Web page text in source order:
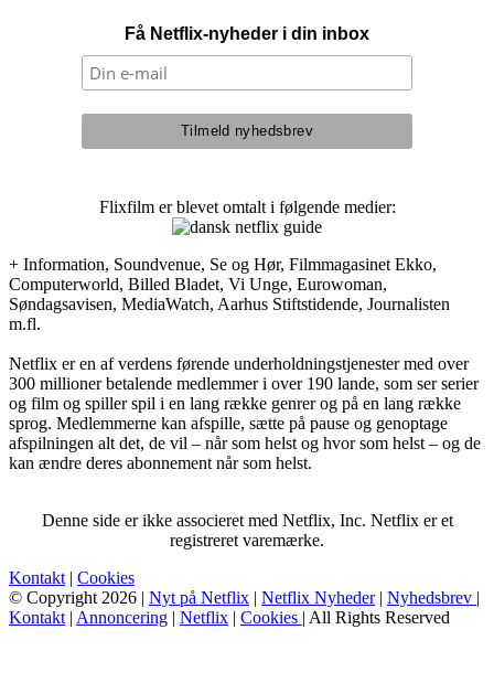
Få Netflix-nyheder i din inbox
Flixfilm er blevet omtalt i følgende medier:
+ Information, Soundvenue, Se og Hør, Filmmagasinet Ekko,
Computerworld, Billed Bladet, Vi Unge, Eurowoman,
Søndagsavisen, MediaWatch, Aarhus Stiftstidende, Journalisten
m.fl.
Netflix er en af verdens førende underholdningstjenester med over
300 millioner betalende medlemmer i over 190 lande, som ser serier
og film og spiller spil i en lang række genrer og på en lang række
sprog. Medlemmerne kan afspille, sætte på pause og genoptage
afspilningen alt det, de vil – når som helst og hvor som helst – og de
kan ændre deres abonnement når som helst.
Denne side er ikke associeret med Netflix, Inc. Netflix er et
registreret varemærke.
Kontakt | Cookies
© Copyright 2026 | Nyt på Netflix | Netflix Nyheder| Nyhedsbrev |
Kontakt | Annoncering | Netflix | Cookies | All Rights Reserved